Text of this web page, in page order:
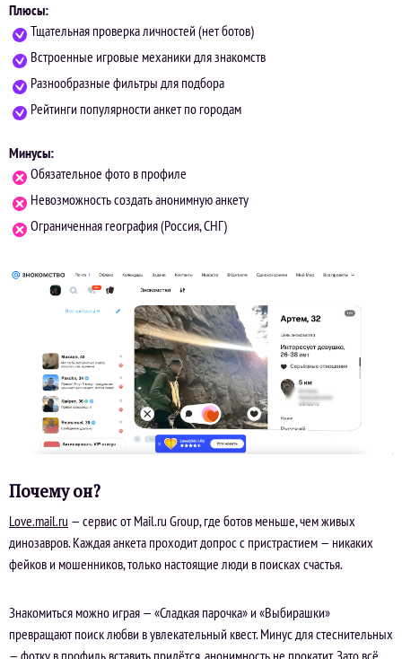
Плюсы:
Тщательная проверка личностей (нет ботов)
Встроенные игровые механики для знакомств
Разнообразные фильтры для подбора
Рейтинги популярности анкет по городам
Минусы:
Обязательное фото в профиле
Невозможность создать анонимную анкету
Ограниченная география (Россия, СНГ)
Почему он?
Love.mail.ru — сервис от Mail.ru Group, где ботов меньше, чем живых
динозавров. Каждая анкета проходит допрос с пристрастием — никаких
фейков и мошенников, только настоящие люди в поисках счастья.
Знакомиться можно играя — «Сладкая парочка» и «Выбирашки»
превращают поиск любви в увлекательный квест. Минус для стеснительных